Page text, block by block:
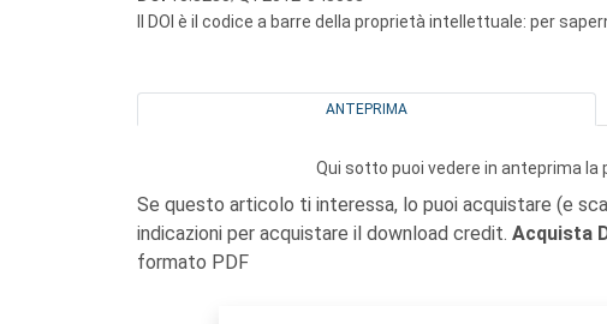
Il DOI è il codice a barre della proprietà intellettuale: per
ANTEPRIMA
Qui sotto puoi vedere in anteprima la
Se questo articolo ti interessa, lo puoi acquistare (e
indicazioni per acquistare il download credit. Acquista
formato PDF